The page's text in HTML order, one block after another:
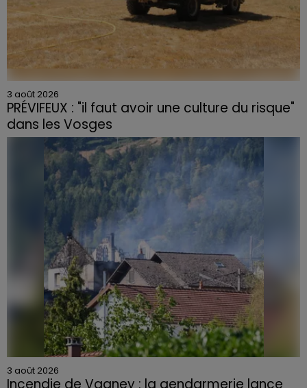
3 août 2026
PRÉVIFEUX : "il faut avoir une culture du risque"
dans les Vosges
3 août 2026
Incendie de Vagney : la gendarmerie lance